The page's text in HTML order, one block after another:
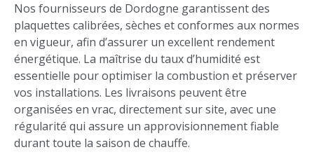
Nos fournisseurs de Dordogne garantissent des
plaquettes calibrées, sèches et conformes aux normes
en vigueur, afin d’assurer un excellent rendement
énergétique. La maîtrise du taux d’humidité est
essentielle pour optimiser la combustion et préserver
vos installations. Les livraisons peuvent être
organisées en vrac, directement sur site, avec une
régularité qui assure un approvisionnement fiable
durant toute la saison de chauffe.